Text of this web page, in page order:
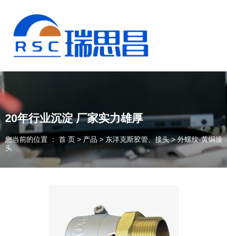
20年行业沉淀 厂家实力雄厚
您当前的位置 ： 首 页 > 产品 > 东洋克斯胶管、接头 >外螺纹-黄铜接
头